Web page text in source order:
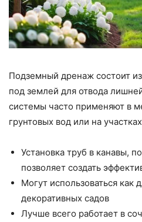
Подземный дренаж состоит
под землей для отвода
системы часто применяют в
грунтовых вод или на
Установка труб в канавы,
позволяет создать
Могут использоваться как
декоративных садов
Лучше всего работает в